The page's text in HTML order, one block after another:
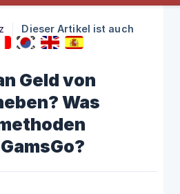
Dieser Artikel ist auch
Geld von
Was